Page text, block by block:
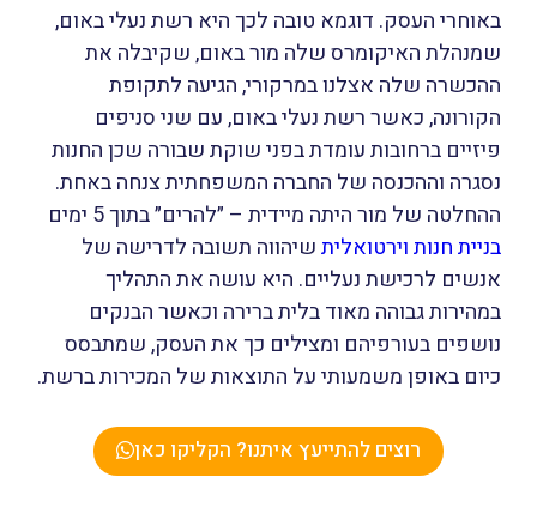
באוחרי העסק. דוגמא טובה לכך היא רשת נעלי באום,
שמנהלת האיקומרס שלה מור באום, שקיבלה את
ההכשרה שלה אצלנו במרקורי, הגיעה לתקופת
הקורונה, כאשר רשת נעלי באום, עם שני סניפים
פיזיים ברחובות עומדת בפני שוקת שבורה שכן החנות
נסגרה וההכנסה של החברה המשפחתית צנחה באחת.
ההחלטה של מור היתה מיידית – ״להרים״ בתוך 5 ימים
בניית חנות וירטואליתשיהווה תשובה לדרישה של
אנשים לרכישת נעליים. היא עושה את התהליך
במהירות גבוהה מאוד בלית ברירה וכאשר הבנקים
נושפים בעורפיהם ומצילים כך את העסק, שמתבסס
כיום באופן משמעותי על התוצאות של המכירות ברשת.
רוצים להתייעץ איתנו? הקליקו כאן